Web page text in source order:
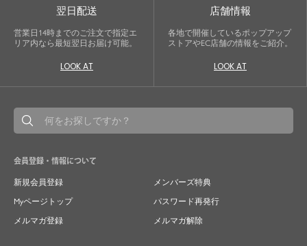
翌日配送
営業日14時までのご注文で指定エ
リア内なら最短翌日お届け可能。
LOOK AT
店舗情報
各地で開催しているポップアップ
ストアやEC店舗の情報をご紹介。
LOOK AT
会員登録・情報について
新規会員登録
メンバーズ特典
Myページトップ
パスワード再発行
メルマガ登録
メルマガ解除